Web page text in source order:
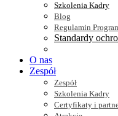
Szkolenia Kadry
Blog
Regulamin
Standardy
O nas
Zespół
Zespół
Szkolenia Kadry
Certyfikaty i